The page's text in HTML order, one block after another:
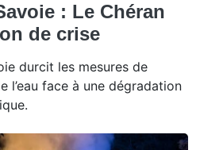
: Le Chéran
de crise
durcit les mesures de
l’eau face à une dégradation